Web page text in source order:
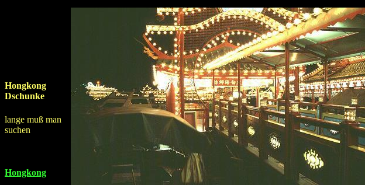
Hongkong
Dschunke
lange muß man
suchen
Hongkong